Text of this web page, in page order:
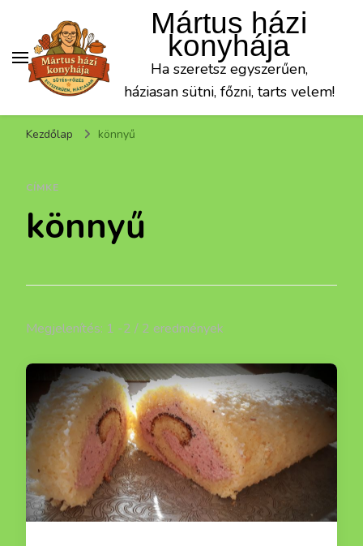
Mártus házi
konyhája
Ha szeretsz egyszerűen,
háziasan sütni, főzni, tarts velem!
Kezdőlap könnyű
CÍMKE
könnyű
Megjelenítés: 1 -2 / 2 eredmények